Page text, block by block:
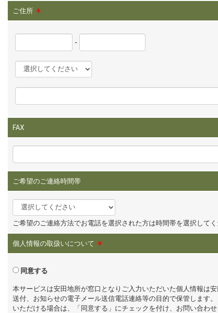
ご住所 ※
-
FAX
ご希望のご連絡時間帯
ご希望のご連絡方法でお電話を選択された方は時間帯を選択して
個人情報の取扱いについて ※
同意する
本サービスは安田地所が窓口となりご入力いただいた個人情報は
送付、お知らせの電子メール送信電話連絡等の目的で保管します
いただける場合は、「同意する」にチェックを付け、お問い合わ